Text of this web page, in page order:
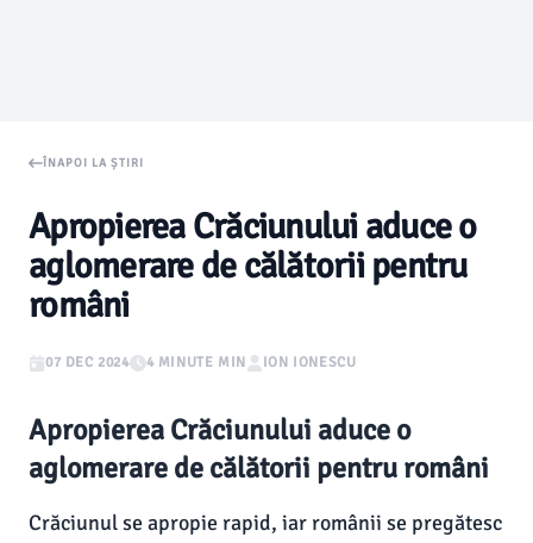
ÎNAPOI LA ȘTIRI
Apropierea Crăciunului aduce o
aglomerare de călătorii pentru
români
07 DEC 2024 4 MINUTE MIN ION IONESCU
Apropierea Crăciunului aduce o
aglomerare de călătorii pentru români
Crăciunul se apropie rapid, iar românii se pregătesc